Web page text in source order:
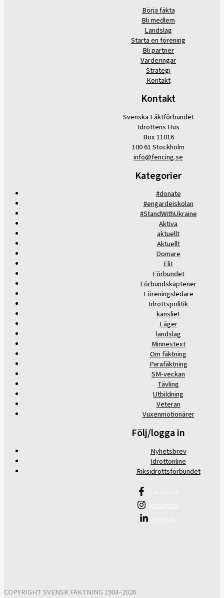
Börja fäkta
Bli medlem
Landslag
Starta en förening
Bli partner
Värderingar
Strategi
Kontakt
Kontakt
Svenska Fäktförbundet
Idrottens Hus
Box 11016
100 61 Stockholm
info@fencing.se
Kategorier
#donate
#engardeiskolan
#StandWithUkraine
Aktiva
aktuellt
Aktuellt
Domare
Elit
Förbundet
Förbundskaptener
Föreningsledare
Idrottspolitik
kansliet
Läger
landslag
Minnestext
Om fäktning
Parafäktning
SM-veckan
Tävling
Utbildning
Veteran
Vuxenmotionärer
Följ/logga in
Nyhetsbrev
Idrottonline
Riksidrottsförbundet
COPYRIGHT SVENSK FÄKTNING 1904–2026